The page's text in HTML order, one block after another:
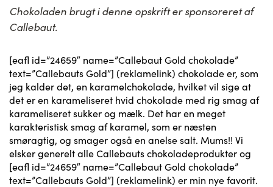
Chokoladen brugt i denne opskrift er sponsoreret af
Callebaut.
[eafl id=”24659″ name=”Callebaut Gold chokolade”
text=”Callebauts Gold”] (reklamelink) chokolade er, som
jeg kalder det, en karamelchokolade, hvilket vil sige at
det er en karameliseret hvid chokolade med rig smag af
karameliseret sukker og mælk. Det har en meget
karakteristisk smag af karamel, som er næsten
smøragtig, og smager også en anelse salt. Mums!! Vi
elsker generelt alle Callebauts chokoladeprodukter og
[eafl id=”24659″ name=”Callebaut Gold chokolade”
text=”Callebauts Gold”] (reklamelink) er min nye favorit.